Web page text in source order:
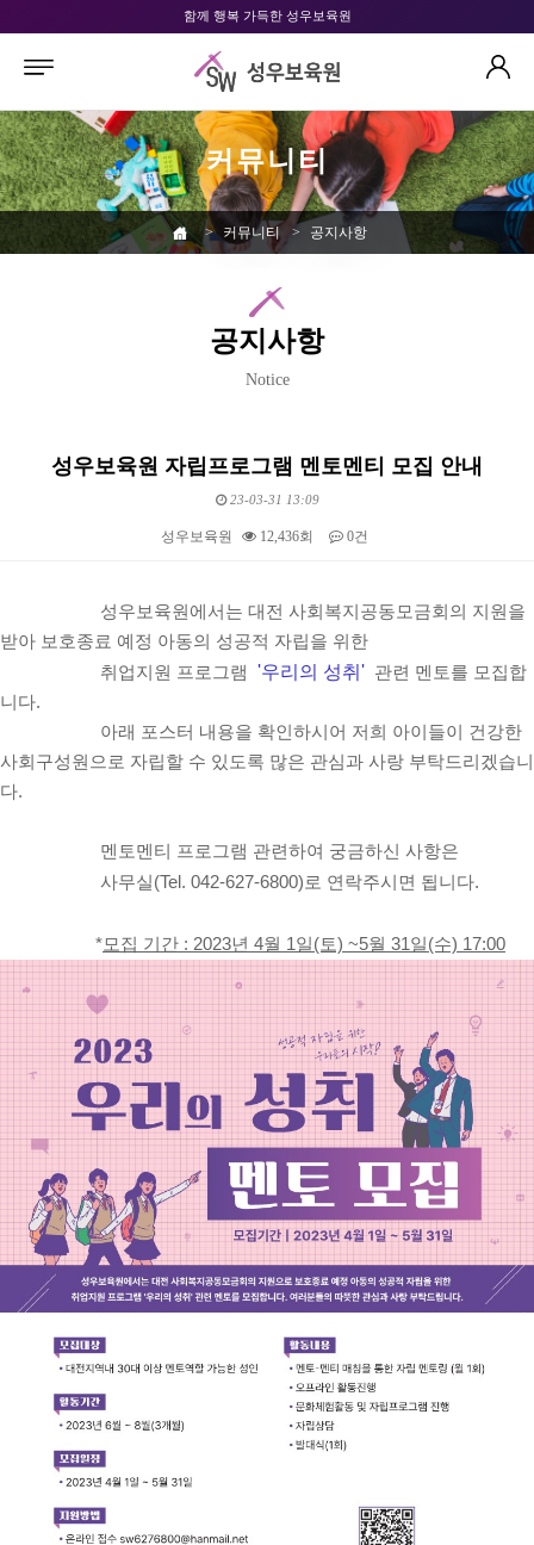
함께 행복 가득한 성우보육원
커뮤니티
> 커뮤니티 > 공지사항
공지사항
Notice
성우보육원 자립프로그램 멘토멘티 모집 안내
23-03-31 13:09
성우보육원 12,436회 0건
성우보육원에서는 대전 사회복지공동모금회의 지원을
받아 보호종료 예정 아동의 성공적 자립을 위한
취업지원 프로그램
'우리의 성취 ' 관련 멘토를 모집합
니다.
아래 포스터 내용을 확인하시어 저희 아이들이 건강한
사회구성원으로 자립할 수 있도록 많은 관심과 사랑 부탁드리겠습니
다.
멘토멘티 프로그램 관련하여 궁금하신 사항은
사무실(Tel. 042-627-6800)로 연락주시면 됩니다.
*모집 기간 : 2023년 4월 1일(토) ~5월 31일(수) 17:00